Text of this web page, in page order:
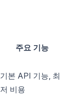
주요 기능
기본 API 기능, 최
저 비용